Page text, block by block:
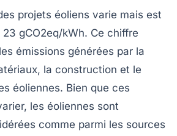
projets éoliens varie mais est
23 gCO2eq/kWh. Ce chiffre
émissions générées par la
la construction et le
éoliennes. Bien que ces
les éoliennes sont
comme parmi les sources